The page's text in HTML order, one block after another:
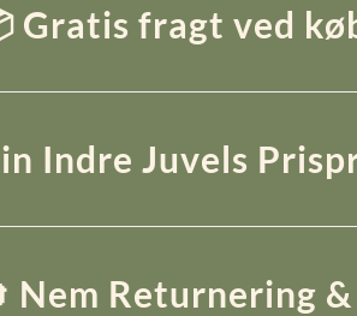
Gratis fragt ved
Indre Juvels
Nem Returnering